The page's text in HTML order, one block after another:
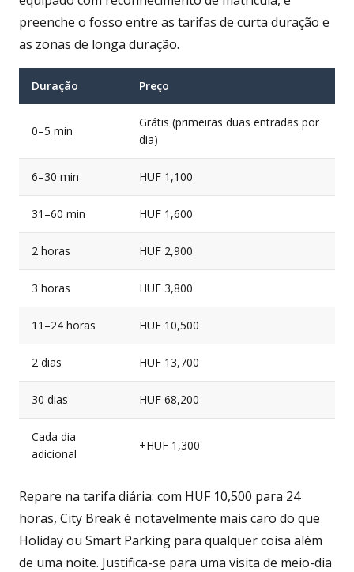
preenche o fosso entre as tarifas de curta duração e
as zonas de longa duração.
Duração Preço
0–5 min
Grátis (primeiras duas entradas por
dia)
6–30 min HUF 1,100
31–60 min HUF 1,600
2 horas HUF 2,900
3 horas HUF 3,800
11–24 horas HUF 10,500
2 dias HUF 13,700
30 dias HUF 68,200
Cada dia
adicional
+HUF 1,300
Repare na tarifa diária: com HUF 10,500 para 24
horas, City Break é notavelmente mais caro do que
Holiday ou Smart Parking para qualquer coisa além
de uma noite. Justifica-se para uma visita de meio-dia